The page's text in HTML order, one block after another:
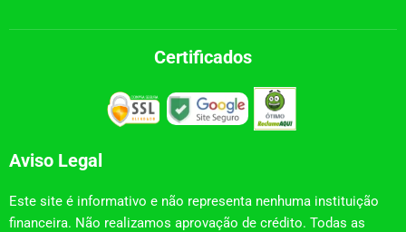
Certificados
Aviso Legal
Este site é informativo e não representa nenhuma instituição
financeira. Não realizamos aprovação de crédito. Todas as